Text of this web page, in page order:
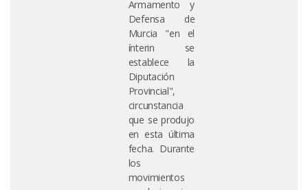
Armamento y
Defensa de
Murcia "en el
ínterin se
establece la
Diputación
Provincial",
circunstancia
que se produjo
en esta última
fecha. Durante
los
movimientos